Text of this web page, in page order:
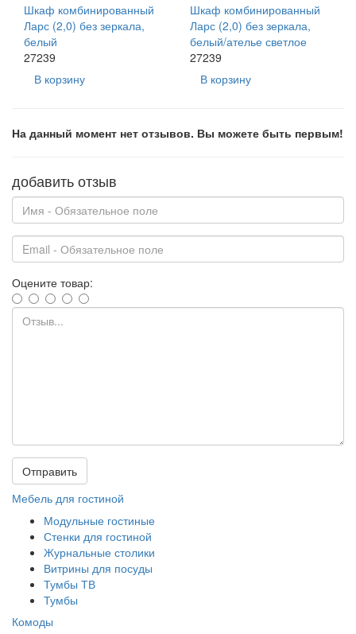
Шкаф комбинированный
Ларс (2,0) без зеркала,
белый
27239
В корзину
Шкаф комбинированный
Ларс (2,0) без зеркала,
белый/ателье светлое
27239
В корзину
На данный момент нет отзывов. Вы можете быть первым!
добавить отзыв
Оцените товар:
Отправить
Мебель для гостиной
Модульные гостиные
Стенки для гостиной
Журнальные столики
Витрины для посуды
Тумбы ТВ
Тумбы
Комоды